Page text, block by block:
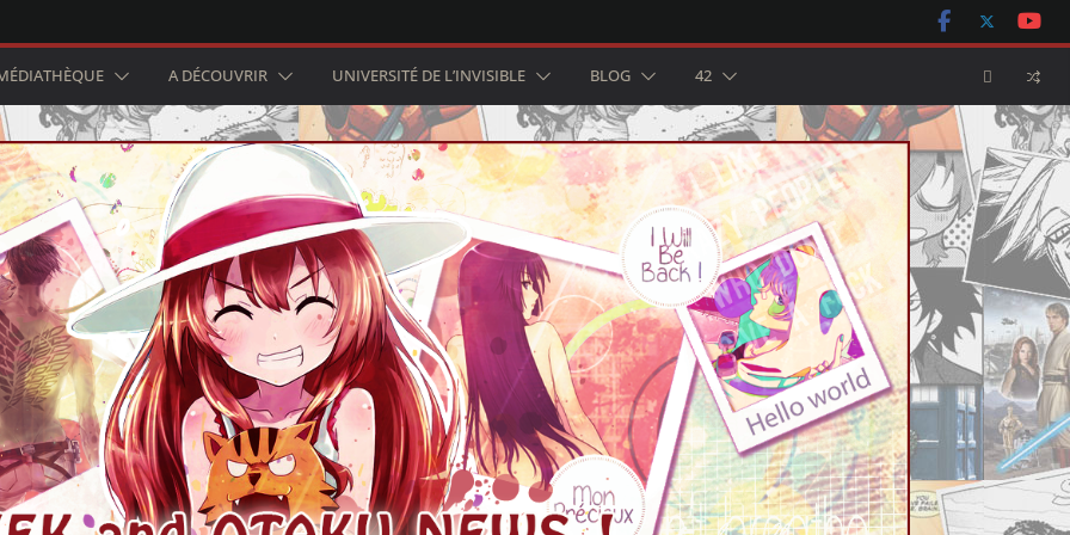
A DÉCOUVRIR UNIVERSITÉ DE L’INVISIBLE BLOG 42